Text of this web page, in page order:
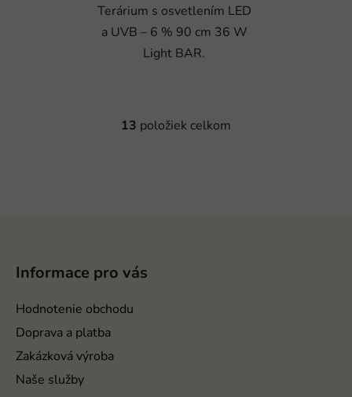
Terárium s osvetlením LED
a UVB – 6 % 90 cm 36 W
Light BAR.
O
13 položiek celkom
Informace pro vás
Hodnotenie obchodu
Doprava a platba
Zakázková výroba
Naše služby